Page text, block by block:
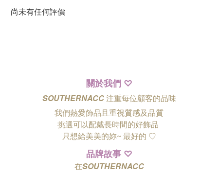
尚未有任何評價
關於我們 ♡
SOUTHERNACC注重每位顧客的品味
我們熱愛飾品且重視質感及品質
挑選可以配戴長時間的好飾品
只想給美美的妳~ 最好的 ♡
品牌故事 ♡
在SOUTHERNACC